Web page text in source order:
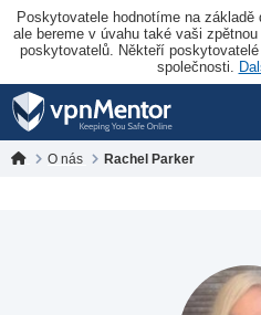
Poskytovatele hodnotíme na
ale bereme v úvahu také vaši
poskytovatelů. Někteří
společnosti.
O nás Rachel Parker